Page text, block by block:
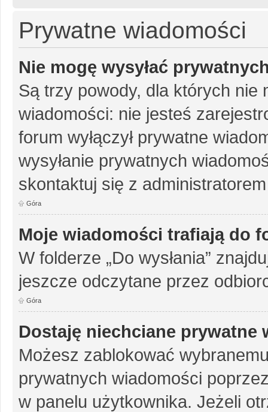
Prywatne wiadomości
Nie mogę wysyłać
Są trzy powody, dla których nie
wiadomości: nie jesteś
forum wyłączył prywatne
wysyłanie prywatnych
skontaktuj się z
Góra
Moje wiadomości trafiają do
W folderze „Do wysłania”
jeszcze odczytane przez
Góra
Dostaję niechciane prywatne
Możesz zablokować
prywatnych wiadomości
w panelu użytkownika. Jeżeli